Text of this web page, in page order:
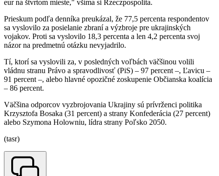
eur na štvrtom mieste," všíma si Rzeczpospolita.
Prieskum podľa denníka preukázal, že 77,5 percenta respondentov
sa vyslovilo za posielanie zbraní a výzbroje pre ukrajinských
vojakov. Proti sa vyslovilo 18,3 percenta a len 4,2 percenta svoj
názor na predmetnú otázku nevyjadrilo.
Tí, ktorí sa vyslovili za, v posledných voľbách väčšinou volili
vládnu stranu Právo a spravodlivosť (PiS) – 97 percent –, Ľavicu –
91 percent –, alebo hlavné opozičné zoskupenie Občianska koalícia
– 86 percent.
Väčšina odporcov vyzbrojovania Ukrajiny sú prívrženci politika
Krzysztofa Bosaka (31 percent) a strany Konfederácia (27 percent)
alebo Szymona Holowniu, lídra strany Poľsko 2050.
(tasr)